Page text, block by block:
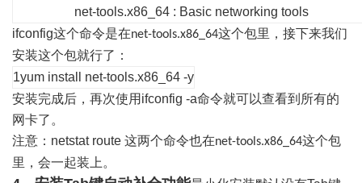
net-tools.x86_64 : Basic networking tools
ifconfig这个命令是在net-tools.x86_64这个包里，接下来我们
安装这个包就行了：
1yum install net-tools.x86_64 -y
安装完成后，再次使用 ifconfig -a命令就可以查看到所有的
网卡了。
注意： netstat route 这两个命令也在net-tools.x86_64这个包
里，会一起装上。